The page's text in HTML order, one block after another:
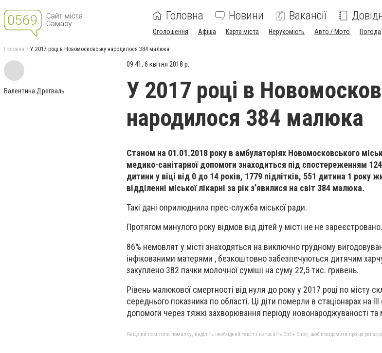
Головна Новини Вакансії
Оголошення Афіша Карта міста Нерухомість Авто / Мото Погода
Головна У 2017 році в Новомосковську народилося 384 малюка
Валентина Дрегваль
09:41, 6 квітня 2018 р.
У 2017 році в
народилося 384 малюка
Станом на 01.01.2018 року в амбулаторіях Новомосковського
медико-санітарної допомоги знаходиться під спостереженням
дитини у віці від 0 до 14 років, 1779 підлітків, 551 дитина 1 року
відділенні міської лікарні за рік з’явилися на світ 384 малюка.
Такі дані оприлюднила прес-служба міської ради.
Протягом минулого року відмов від дітей у місті не не зареєстровано.
86% немовлят у місті знаходяться на виключно грудному
інфікованими матерями , безкоштовно забезпечуються дитячим
закуплено 382 пачки молочної суміші на суму 22,5 тис. гривень.
Рівень малюкової смертності від нуля до року у 2017 році по місту
середнього показника по області. Ці діти померли в стаціонарах на
допомоги через тяжкі захворювання періоду новонароджуваності
Якщо ви помітили помилку, виділіть необхідний текст і натисніть Ctrl + Enter, щоб повідомити про це